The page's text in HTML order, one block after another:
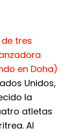
tres
en Doha)
Unidos,
la
atletas
Al